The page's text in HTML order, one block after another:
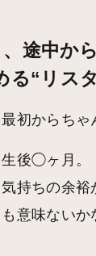
途中か
る“リス
最初からち
後◯ヶ月。
持ちの余裕
も意味ない